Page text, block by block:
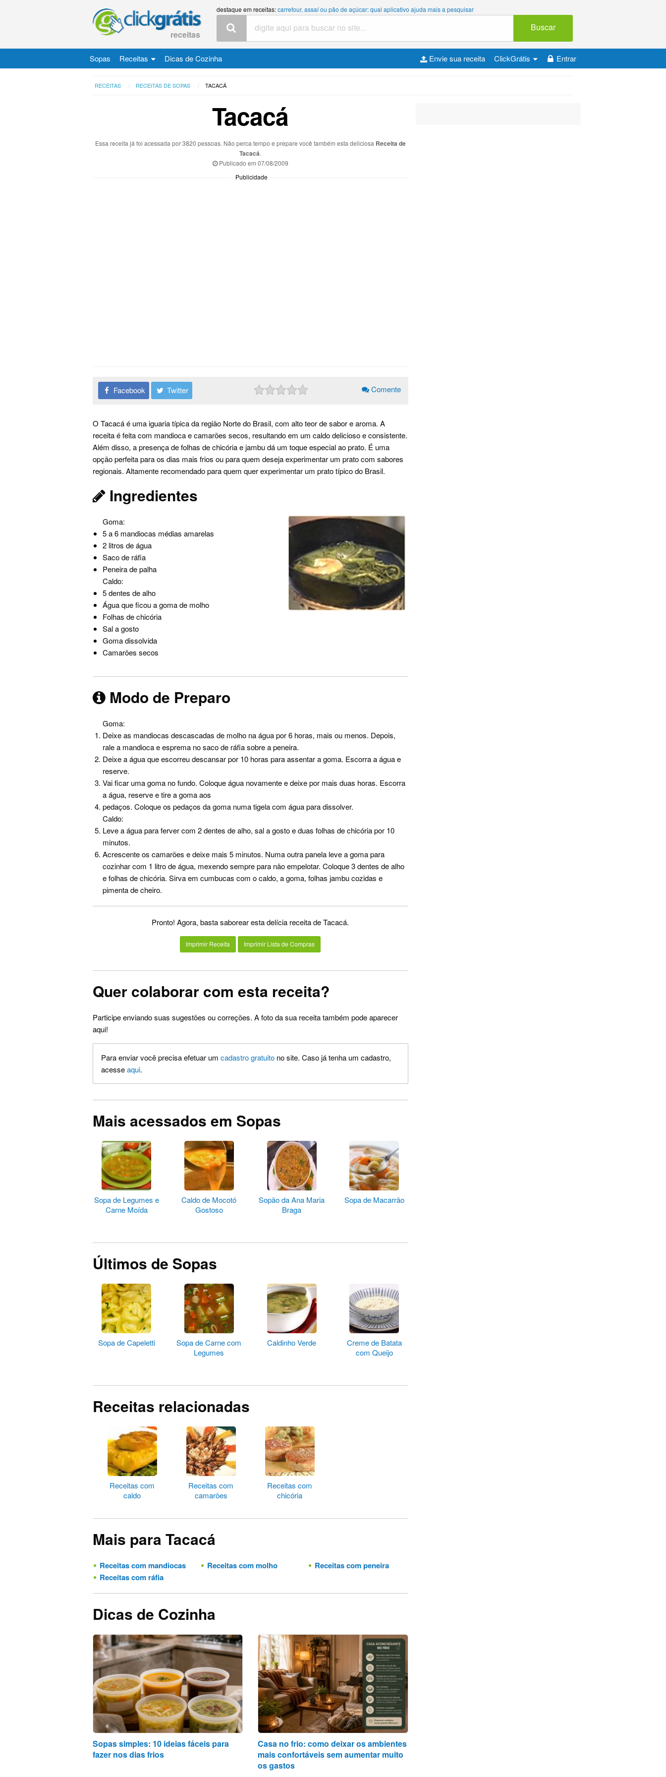
receitas
destaque em receitas:carrefour, assaí ou pão de açúcar: qual aplicativo ajuda mais a pesquisar
Buscar
Sopas Receitas Dicas de Cozinha Entrar
ClickGrátis
Envie sua receita
RECEITAS RECEITAS DE SOPAS TACACÁ
Tacacá
Essa receita já foi acessada por 3820 pessoas. Não perca tempo e prepare você também esta deliciosa Receita de
Tacacá.
Publicado em 07/08/2009
Publicidade
Facebook Twitter Comente
O Tacacá é uma iguaria típica da região Norte do Brasil, com alto teor de sabor e aroma. A
receita é feita com mandioca e camarões secos, resultando em um caldo delicioso e consistente.
Além disso, a presença de folhas de chicória e jambu dá um toque especial ao prato. É uma
opção perfeita para os dias mais frios ou para quem deseja experimentar um prato com sabores
regionais. Altamente recomendado para quem quer experimentar um prato típico do Brasil.
Ingredientes
Goma:
5 a 6 mandiocas médias amarelas
2 litros de água
Saco de ráfia
Peneira de palha
Caldo:
5 dentes de alho
Água que ficou a goma de molho
Folhas de chicória
Sal a gosto
Goma dissolvida
Camarões secos
Modo de Preparo
Goma:
Deixe as mandiocas descascadas de molho na água por 6 horas, mais ou menos. Depois,
rale a mandioca e esprema no saco de ráfia sobre a peneira.
Deixe a água que escorreu descansar por 10 horas para assentar a goma. Escorra a água e
reserve.
Vai ficar uma goma no fundo. Coloque água novamente e deixe por mais duas horas. Escorra
a água, reserve e tire a goma aos
pedaços. Coloque os pedaços da goma numa tigela com água para dissolver.
Caldo:
Leve a água para ferver com 2 dentes de alho, sal a gosto e duas folhas de chicória por 10
minutos.
Acrescente os camarões e deixe mais 5 minutos. Numa outra panela leve a goma para
cozinhar com 1 litro de água, mexendo sempre para não empelotar. Coloque 3 dentes de alho
e folhas de chicória. Sirva em cumbucas com o caldo, a goma, folhas jambu cozidas e
pimenta de cheiro.
Pronto! Agora, basta saborear esta delícia receita de Tacacá.
Imprimir Receita Imprimir Lista de Compras
Quer colaborar com esta receita?
Participe enviando suas sugestões ou correções. A foto da sua receita também pode aparecer
aqui!
Para enviar você precisa efetuar um cadastro gratuito no site. Caso já tenha um cadastro,
acesseaqui.
Mais acessados em Sopas
Sopa de Legumes e
Carne Moída
Caldo de Mocotó
Gostoso
Sopão da Ana Maria
Braga
Sopa de Macarrão
Últimos de Sopas
Sopa de Capeletti
Sopa de Carne com
Legumes
Caldinho Verde
Creme de Batata
com Queijo
Receitas relacionadas
Receitas com
caldo
Receitas com
camarões
Receitas com
chicória
Mais para Tacacá
Receitas com mandiocas Receitas com molho
Receitas com peneira
Receitas com ráfia
Dicas de Cozinha
Sopas simples: 10 ideias fáceis para
fazer nos dias frios
Casa no frio: como deixar os ambientes
mais confortáveis sem aumentar muito
os gastos